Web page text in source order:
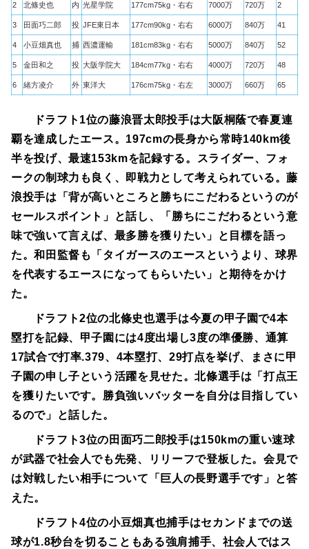
2 北條史也 内 光星学院 177cm75kg・右右 7000万 720万 2
3 田面巧二郎 投 JFE東日本 177cm90kg・右右 6000万 840万 41
4 小豆畑真也 捕 西濃運輸 181cm83kg・右右 5000万 840万 52
5 金田和之 投 大阪学院大 184cm77kg・右右 4000万 720万 48
6 緒方凌介 外 東洋大 176cm75kg・右左 3000万 660万 65
ドラフト1位の藤浪晋太郎投手は大阪桐蔭で春夏連
覇を達成したエース。197cmの長身から常時140km後
半を投げ、最速153kmを記録する。スライダー、フォ
ークの制球力も良く、即戦力として考えられている。藤
浪投手は「背が高いところと勝ちにこだわるというのが
セールスポイント」と話し、「勝ちにこだわるという意
味で強いて言えば、最多勝を獲りたい」と目標を語っ
た。和田監督も「タイガースのエースというより、球界
を代表するエースになってもらいたい」と期待をかけ
た。
ドラフト2位の北條史也選手は今夏の甲子園で4本
塁打を記録、甲子園には4度出場し3度の準優勝、通算
17試合で打率.379、4本塁打、29打点を挙げ、まさに甲
子園の申し子という活躍を見せた。北條選手は「打点王
を獲りたいです。勝負強いバッターを自分は目指してい
るので」と話した。
ドラフト3位の田面巧二郎投手は150kmの重い速球
が武器で社会人でも先発、リリーフで登板した。会見で
は対戦したい相手について「巨人の長野選手です」と答
えた。
ドラフト4位の小豆畑真也捕手はセカンドまでの送
球が1.8秒台を切ることもある強肩捕手、社会人ではス